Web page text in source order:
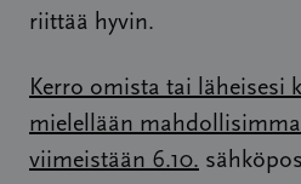
riittää hyvin.
Kerro omista tai läheisesi
mielellään
viimeistään 6.10.